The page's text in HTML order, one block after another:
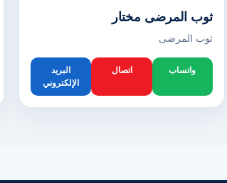
ثوب المرضى مختار
ثوب المرضى
واتساب اتصال
البريد
الإلكتروني